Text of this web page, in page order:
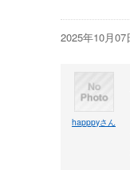
2025年10月07
happpyさん